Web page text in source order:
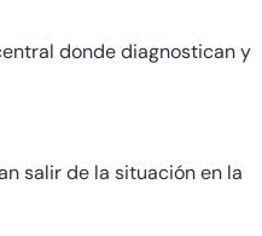
donde diagnostican y
salir de la situación en la